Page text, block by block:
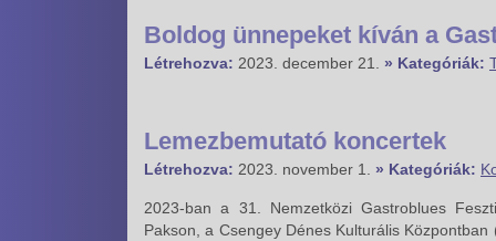
Boldog ünnepeket kíván a
Létrehozva: 2023. december 21. » Kategóriák:
Lemezbemutató koncertek
Létrehozva: 2023. november 1. » Kategóriák:
2023-ban a 31. Nemzetközi Gastroblues
Pakson, a Csengey Dénes Kulturális